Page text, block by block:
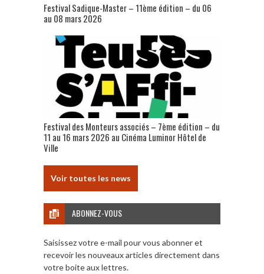
Festival Sadique-Master – 11ème édition – du 06
au 08 mars 2026
Festival des Monteurs associés – 7ème édition – du
11 au 16 mars 2026 au Cinéma Luminor Hôtel de
Ville
Voir toutes les news
ABONNEZ-VOUS
Saisissez votre e-mail pour vous abonner et
recevoir les nouveaux articles directement dans
votre boite aux lettres.